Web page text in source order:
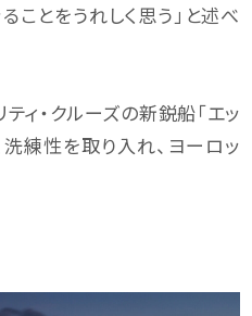
とをうれしく思う」と述べ
ィ・クルーズの新鋭船「エッ
洗練性を取り入れ、ヨーロッ